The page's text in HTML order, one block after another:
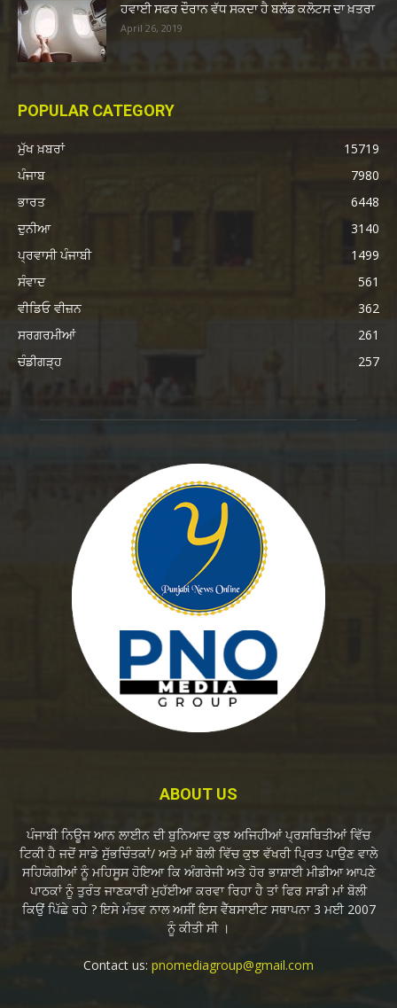
ਹਵਾਈ ਸਫਰ ਦੌਰਾਨ ਵੱਧ ਸਕਦਾ ਹੈ ਬਲੱਡ ਕਲੋਟਸ ਦਾ ਖ਼ਤਰਾ
April 26, 2019
POPULAR CATEGORY
ਮੁੱਖ ਖ਼ਬਰਾਂ
15719
ਪੰਜਾਬ
7980
ਭਾਰਤ
6448
ਦੁਨੀਆ
3140
ਪ੍ਰਵਾਸੀ ਪੰਜਾਬੀ
1499
ਸੰਵਾਦ
561
ਵੀਡਿਓ ਵੀਜ਼ਨ
362
ਸਰਗਰਮੀਆਂ
261
ਚੰਡੀਗੜ੍ਹ
257
ABOUT US
ਪੰਜਾਬੀ ਨਿਊਜ ਆਨ ਲਾਈਨ ਦੀ ਬੁਨਿਆਦ ਕੁਝ ਅਜਿਹੀਆਂ ਪ੍ਰਸਥਿਤੀਆਂ ਵਿੱਚ
ਟਿਕੀ ਹੈ ਜਦੋਂ ਸਾਡੇ ਸੁੱਭਚਿੰਤਕਾਂ/ ਅਤੇ ਮਾਂ ਬੋਲੀ ਵਿੱਚ ਕੁਝ ਵੱਖਰੀ ਪ੍ਰਿਤ ਪਾਉਣ ਵਾਲੇ
ਸਹਿਯੋਗੀਆਂ ਨੂੰ ਮਹਿਸੂਸ ਹੋਇਆ ਕਿ ਅੰਗਰੇਜੀ ਅਤੇ ਹੋਰ ਭਾਸ਼ਾਈ ਮੀਡੀਆ ਆਪਣੇ
ਪਾਠਕਾਂ ਨੂੰ ਤੁਰੰਤ ਜਾਣਕਾਰੀ ਮੁਹੱਈਆ ਕਰਵਾ ਰਿਹਾ ਹੈ ਤਾਂ ਫਿਰ ਸਾਡੀ ਮਾਂ ਬੋਲੀ
ਕਿਉਂ ਪਿੱਛੇ ਰਹੇ ? ਇਸੇ ਮੰਤਵ ਨਾਲ ਅਸੀਂ ਇਸ ਵੈੱਬਸਾਈਟ ਸਥਾਪਨਾ 3 ਮਈ 2007
ਨੂੰ ਕੀਤੀ ਸੀ ।
Contact us: pnomediagroup@gmail.com